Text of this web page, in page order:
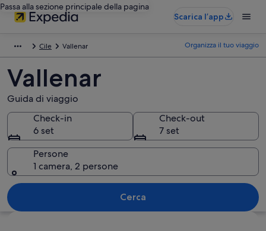
Passa alla sezione principale della pagina
Scarica l’app
Cile Vallenar Organizza il tuo viaggio
Vallenar
Guida di viaggio
Check-in
6 set
Check-out
7 set
Persone
1 camera, 2 persone
Cerca